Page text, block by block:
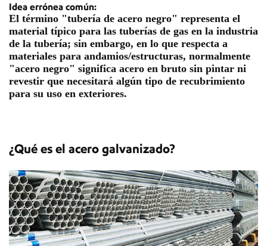
Idea errónea común:
El término "tubería de acero negro" representa el
material típico para las tuberías de gas en la industria
de la tubería; sin embargo, en lo que respecta a
materiales para andamios/estructuras, normalmente
"acero negro" significa acero en bruto sin pintar ni
revestir que necesitará algún tipo de recubrimiento
para su uso en exteriores.
¿Qué es el acero galvanizado?